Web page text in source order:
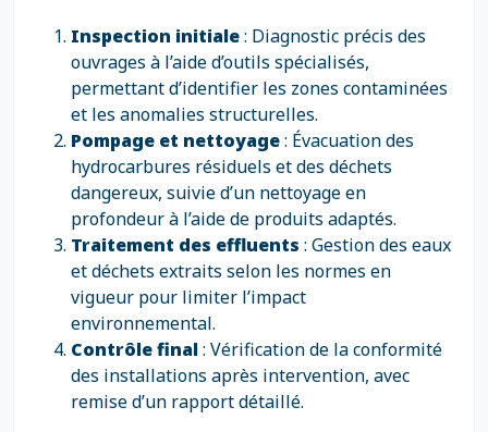
Inspection initiale: Diagnostic précis des
ouvrages à l’aide d’outils spécialisés,
permettant d’identifier les zones contaminées
et les anomalies structurelles.
Pompage et nettoyage: Évacuation des
hydrocarbures résiduels et des déchets
dangereux, suivie d’un nettoyage en
profondeur à l’aide de produits adaptés.
Traitement des effluents : Gestion des eaux
et déchets extraits selon les normes en
vigueur pour limiter l’impact
environnemental.
Contrôle final: Vérification de la conformité
des installations après intervention, avec
remise d’un rapport détaillé.